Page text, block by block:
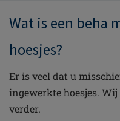
Wat is een beha
hoesjes?
Er is veel dat u
ingewerkte hoesjes.
verder.